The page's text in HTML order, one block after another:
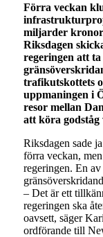
Förra veckan
miljarder kronor
Riksdagen
regeringen att
trafikutskottets
uppmaningen i
resor mellan
att köra
Riksdagen sade
förra veckan,
regeringen. En
– Det är ett
regeringen ska
oavsett, säger
ordförande till